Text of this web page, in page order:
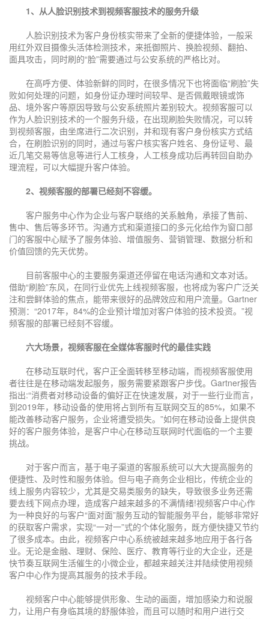
1、从人脸识别技术到视频客服技术的服务升级
人脸识别技术为客户身份核实带来了全新的便捷体验，一般采
用红外双目摄像头活体检测技术，来抵御照片、换脸视频、翻拍、
面具攻击，同时刷的“脸”需要通过与公安系统的严格比对。
在高呼方便、体验新鲜的同时，在很多情况下也将面临“刷脸”失
败如何处理的问题，如身份证办理时间较早、是否佩戴眼镜或饰
品、境外客户等原因导致与公安系统照片差别较大。视频客服可以
作为人脸识别技术的一个服务升级，在出现刷脸失败情况，可以转
到视频客服，由坐席进行二次识别，并和现有客户身份核实方式结
合，在刷脸识别的同时，通过与客户核实客户姓名、身份证号、最
近几笔交易等信息等进行人工核身，人工核身成功后再转回自助办
理流程，可以大幅提升客户体验。
2、视频客服的部署已经刻不容缓。
客户服务中心作为企业与客户联络的关系触角，承接了售前、
售中、售后等多环节。沟通方式和渠道接口的多元化给作为窗口部
门的客服中心赋予了服务体验、增值服务、营销管理、数据分析和
价值回馈的先天优势。
目前客服中心的主要服务渠道还停留在电话沟通和文本对话。
借助“刷脸”东风，在同行业优先上线视频客服，也将成为客户广泛关
注和尝鲜体验的焦点，能带来很好的品牌效应和用户流量。Gartner
预测：“2017年，84%的企业预计增加对客户体验的技术投资。”视
频客服的部署已经刻不容缓。
六大场景，视频客服在全媒体客服时代的最佳实践
在移动互联时代，客户正全面转移至移动端，而视频客服使用
者往往是在移动端发起服务，服务需要紧跟客户步伐。Gartner报告
指出:“消费者对移动设备的偏好正在快速发展，对于一些行业而言，
到2019年，移动设备的使用将占到所有互联网交互的85%，如果不
能改善移动客户服务，企业将遭受损失。”如何在移动设备上提供良
好的客户服务体验，是客户中心在移动互联网时代面临的一个主要
挑战。
对于客户而言，基于电子渠道的客服系统可以大大提高服务的
便捷性、及时性和服务体验。但与电子商务企业相比，传统企业的
线上服务内容较少，尤其是交易类服务的缺失，导致很多业务还需
要去线下网点办理，造成客户越来越多的不满情绪!视频客户中心作
为一种良好的与客户“面对面”服务互动的智能服务平台，能够非常好
的获取客户需求，实现“一对一”式的个体化服务，既方便快捷又节约
了很多成本。由此，视频客户中心系统被越来越多地应用于各行各
业。无论是金融、理财、保险、医疗、教育等行业的大企业，还是
快节奏互联网生活催生的小微企业，都越来越关注并陆续使用视频
客户中心作为提高其服务的技术手段。
视频客户中心能够提供形象、生动的画面，增加感染力和说服
力，让用户有身临其境的舒服体验，而且可以随时和用户进行交